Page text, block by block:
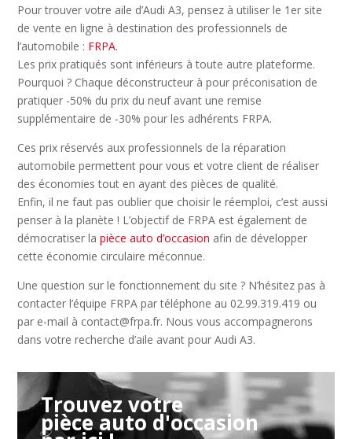
Pour trouver votre aile d’Audi A3, pensez à utiliser le 1er site
de vente en ligne à destination des professionnels de
l’automobile : FRPA.
Les prix pratiqués sont inférieurs à toute autre plateforme.
Pourquoi ? Chaque déconstructeur à pour préconisation de
pratiquer -50% du prix du neuf avant une remise
supplémentaire de -30% pour les adhérents FRPA.
Ces prix réservés aux professionnels de la réparation
automobile permettent pour vous et votre client de réaliser
des économies tout en ayant des pièces de qualité.
Enfin, il ne faut pas oublier que choisir le réemploi, c’est aussi
penser à la planète ! L’objectif de FRPA est également de
démocratiser lapièce auto d’occasion afin de développer
cette économie circulaire méconnue.
Une question sur le fonctionnement du site ? N’hésitez pas à
contacter l’équipe FRPA par téléphone au 02.99.319.419 ou
par e-mail à contact@frpa.fr. Nous vous accompagnerons
dans votre recherche d’aile avant pour Audi A3.
Trouvez votre
pièce auto d'occasion